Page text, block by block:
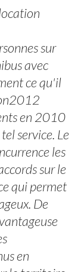
sur
avec
ce qu'il
en 2010
service. Le
les
sur le
qui permet
De
en